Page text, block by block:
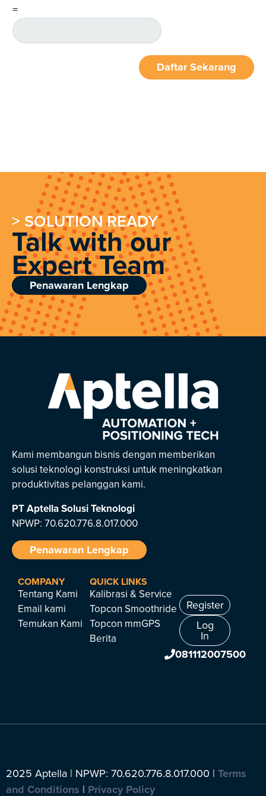
=
Daftar Sekarang
> SOLUTION READY
Talk with our
Expert Team
Penawaran Lengkap
Kami membangun bisnis dengan memberikan
solusi teknologi konstruksi untuk meningkatkan
produktivitas pelanggan kami.
PT Aptella Solusi Teknologi
NPWP: 70.620.776.8.017.000
Penawaran Lengkap
COMPANY
Tentang Kami
Email kami
Temukan Kami
QUICK LINKS
Kalibrasi & Service
Topcon Smoothride
Topcon mmGPS
Berita
Register
Log
In
081112007500
2025 Aptella | NPWP: 70.620.776.8.017.000 | Terms
and Conditions | Privacy Policy